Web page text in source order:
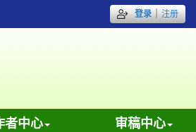
登录｜注册
者中心 审稿中心